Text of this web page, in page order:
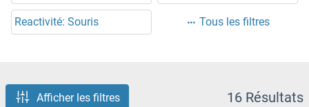
Reactivité: Souris Tous les filtres
Afficher les filtres 16 Résultats